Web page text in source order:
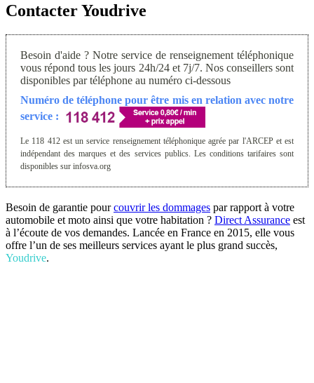
navigation
Contacter Youdrive
Besoin d'aide ? Notre service de renseignement téléphonique
vous répond tous les jours 24h/24 et 7j/7. Nos conseillers sont
disponibles par téléphone au numéro ci-dessous
Numéro de téléphone pour être mis en relation avec notre
service :
Le 118 412 est un service renseignement téléphonique agrée par l'ARCEP et est
indépendant des marques et des services publics. Les conditions tarifaires sont
disponibles sur infosva.org
Besoin de garantie pourcouvrir les dommages par rapport à votre
automobile et moto ainsi que votre habitation ? Direct Assurance est
à l’écoute de vos demandes. Lancée en France en 2015, elle vous
offre l’un de ses meilleurs services ayant le plus grand succès,
Youdrive.